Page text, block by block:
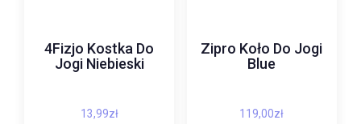
4Fizjo Kostka Do
Jogi Niebieski
13,99zł
Zipro Koło Do Jogi
Blue
119,00zł